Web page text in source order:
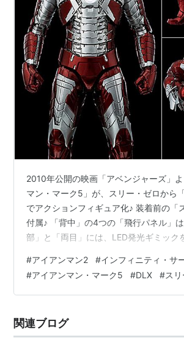
2010年公開の映画「アベンジャーズ」
マン・マーク5」が、スリー・ゼロから
でアクションフィギュア化♪ 装着前の「
付属♪ 「背中」の4つの「飛行パネル」
部」と「両目」には、LED発光ギミック
付属せず★ フィギュアのサイズは、 1/12
高：約17.5cm。 原型製作は「threezero
略） マーベル・スタジオ： インフィニ
The Infinity Sag…
#アイアンマン2 #インフィニティ・サ
#アイアンマン・マーク5 #DLX #ス
関連ブログ